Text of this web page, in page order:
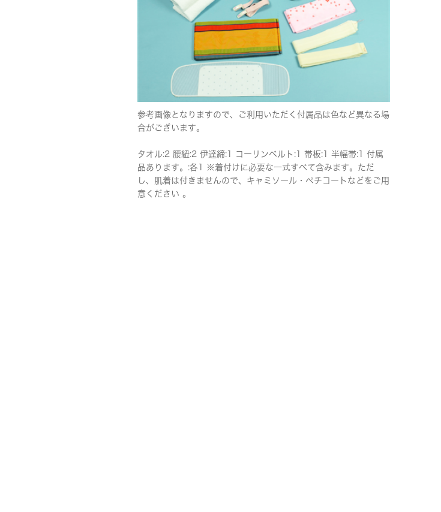
参考画像となりますので、ご利用いただく付属品は色など異なる場
合がございます。
タオル:2 腰紐:2 伊達締:1 コーリンベルト:1 帯板:1 半幅帯:1 付属
品あります。:各1 ※着付けに必要な一式すべて含みます。ただ
し、肌着は付きませんので、キャミソール・ペチコートなどをご用
意ください 。